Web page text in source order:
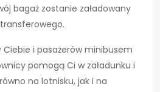
bagaż zostanie załadowany
i pasażerów minibusem
pomogą Ci w załadunku i
na lotnisku, jak i na